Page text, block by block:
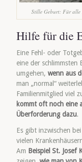
Stille Geburt: Für alle
Hilfe für die
Eine Fehl- oder
eine der schlimmsten
umgehen, wenn aus
man „normal“
Familienmitglied viel
kommt oft noch eine
Überforderung dazu.
Es gibt inzwischen
vielen
Am Beispiel St. Josef